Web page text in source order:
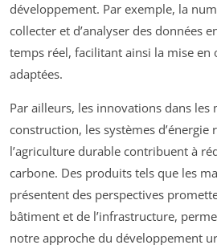
développement. Par exemple, la
collecter et d’analyser des données
temps réel, facilitant ainsi la mise
adaptées.
Par ailleurs, les innovations dans les
construction, les systèmes d’énergie
l’agriculture durable contribuent à
carbone. Des produits tels que les
présentent des perspectives
bâtiment et de l’infrastructure,
notre approche du développement